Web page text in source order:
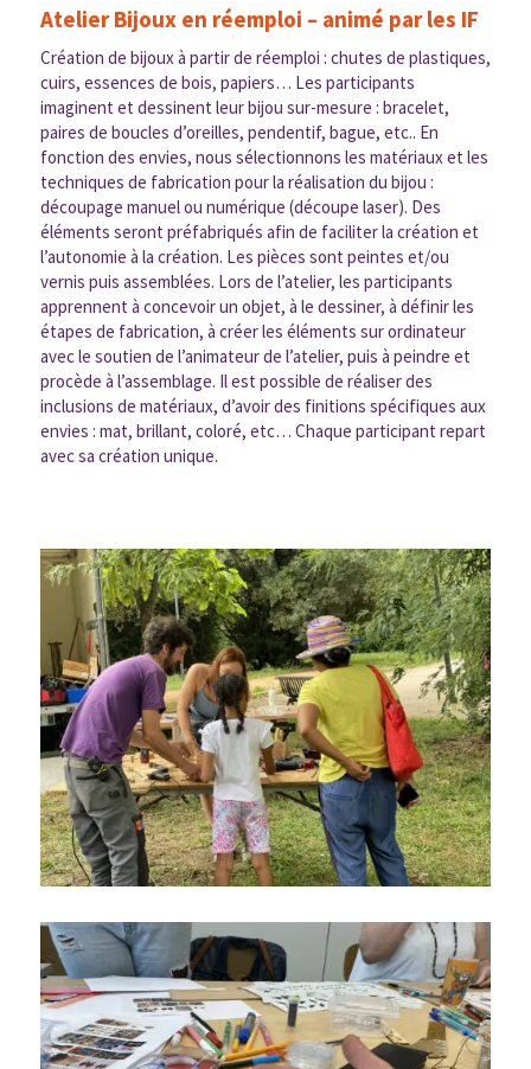
Atelier Bijoux en réemploi – animé par les IF
Création de bijoux à partir de réemploi : chutes de plastiques,
cuirs, essences de bois, papiers… Les participants
imaginent et dessinent leur bijou sur-mesure : bracelet,
paires de boucles d’oreilles, pendentif, bague, etc.. En
fonction des envies, nous sélectionnons les matériaux et les
techniques de fabrication pour la réalisation du bijou :
découpage manuel ou numérique (découpe laser). Des
éléments seront préfabriqués afin de faciliter la création et
l’autonomie à la création. Les pièces sont peintes et/ou
vernis puis assemblées. Lors de l’atelier, les participants
apprennent à concevoir un objet, à le dessiner, à définir les
étapes de fabrication, à créer les éléments sur ordinateur
avec le soutien de l’animateur de l’atelier, puis à peindre et
procède à l’assemblage. Il est possible de réaliser des
inclusions de matériaux, d’avoir des finitions spécifiques aux
envies : mat, brillant, coloré, etc… Chaque participant repart
avec sa création unique.